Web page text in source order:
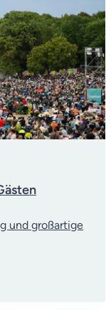
und großartige